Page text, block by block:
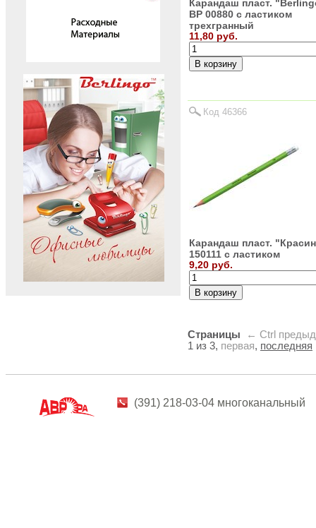
Карандаш пласт.
BP 00880 с ластиком
трехгранный
11,80 руб.
Код 46366
Карандаш пласт.
150111 с ластиком
9,20 руб.
Страницы ← Ctrl
1 из 3, первая, последняя
(391) 218-03-04 многоканальный